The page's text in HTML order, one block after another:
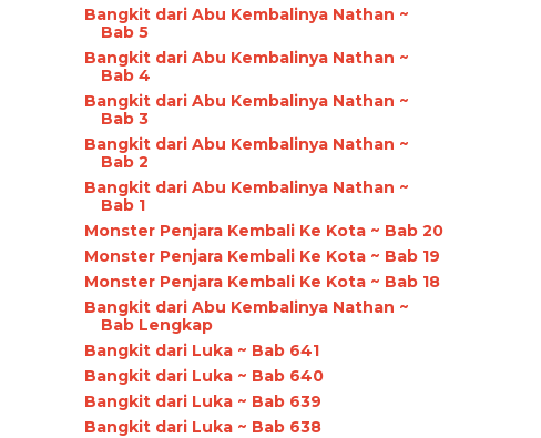
Bangkit dari Abu Kembalinya Nathan ~
Bab 5
Bangkit dari Abu Kembalinya Nathan ~
Bab 4
Bangkit dari Abu Kembalinya Nathan ~
Bab 3
Bangkit dari Abu Kembalinya Nathan ~
Bab 2
Bangkit dari Abu Kembalinya Nathan ~
Bab 1
Monster Penjara Kembali Ke Kota ~ Bab 20
Monster Penjara Kembali Ke Kota ~ Bab 19
Monster Penjara Kembali Ke Kota ~ Bab 18
Bangkit dari Abu Kembalinya Nathan ~
Bab Lengkap
Bangkit dari Luka ~ Bab 641
Bangkit dari Luka ~ Bab 640
Bangkit dari Luka ~ Bab 639
Bangkit dari Luka ~ Bab 638